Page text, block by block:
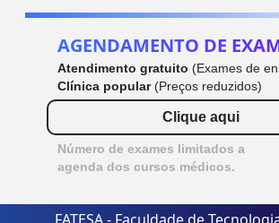
AGENDAMENTO DE
Atendimento gratuito (Exames de
Clínica popular(Preços reduzidos)
Clique aqui
Número de exames limitados a
agenda dos cursos médicos.